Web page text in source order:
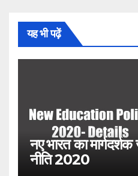
यह भी पढ़ें
नए भारत का मार्गदर्शक
नीति 2020